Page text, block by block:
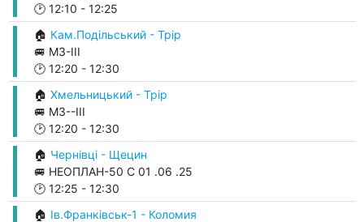
🕑 12:10 - 12:25
🏠 Кам.Подільський - Трір
🚐 М3-ІІІ
🕑 12:20 - 12:30
🏠 Хмельницький - Трір
🚐 М3--ІІІ
🕑 12:20 - 12:30
🏠 Чернівці - Щецин
🚐 НЕОПЛАН-50 С 01 .06 .25
🕑 12:25 - 12:30
🏠 Ів.Франківськ-1 - Коломия